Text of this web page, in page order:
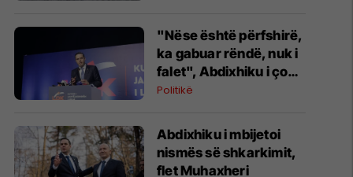
Saudite
"Nëse është përfshirë,
ka gabuar rëndë, nuk i
falet", Abdixhiku i çon
“selam” Përparim
Politikë
Abdixhiku i mbijetoi
nismës së shkarkimit,
flet Muhaxheri